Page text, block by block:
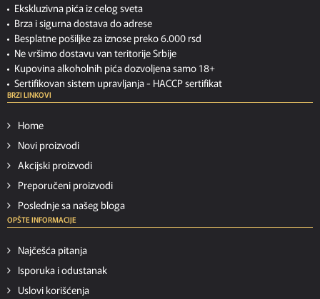
Ekskluzivna pića iz celog sveta
Brza i sigurna dostava do adrese
Besplatne pošiljke za iznose preko 6.000 rsd
Ne vršimo dostavu van teritorije Srbije
Kupovina alkoholnih pića dozvoljena samo 18+
Sertifikovan sistem upravljanja - HACCP sertifikat
BRZI LINKOVI
Home
Novi proizvodi
Akcijski proizvodi
Preporučeni proizvodi
Poslednje sa našeg bloga
OPŠTE INFORMACIJE
Najčešća pitanja
Isporuka i odustanak
Uslovi korišćenja